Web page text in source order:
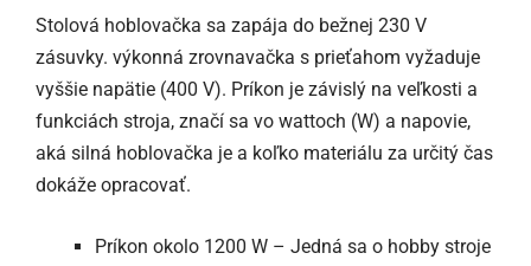
Stolová hoblovačka sa zapája do bežnej 230 V
zásuvky. výkonná zrovnavačka s prieťahom vyžaduje
vyššie napätie (400 V). Príkon je závislý na veľkosti a
funkciách stroja, značí sa vo wattoch (W) a napovie,
aká silná hoblovačka je a koľko materiálu za určitý čas
dokáže opracovať.
Príkon okolo 1200 W – Jedná sa o hobby stroje